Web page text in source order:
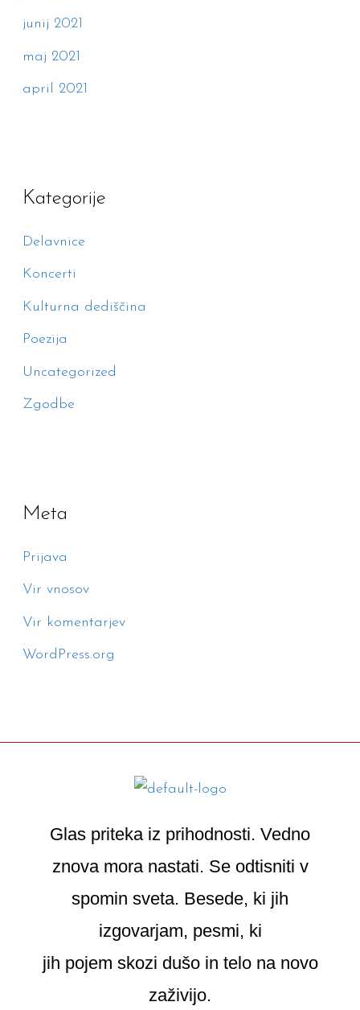
junij 2021
maj 2021
april 2021
Kategorije
Delavnice
Koncerti
Kulturna dediščina
Poezija
Uncategorized
Zgodbe
Meta
Prijava
Vir vnosov
Vir komentarjev
WordPress.org
Glas priteka iz prihodnosti. Vedno
znova mora nastati. Se odtisniti v
spomin sveta. Besede, ki jih
izgovarjam, pesmi, ki
jih pojem skozi dušo in telo na novo
zaživijo.